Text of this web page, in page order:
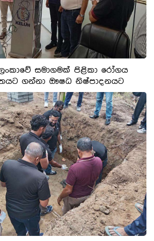
සමාගමක් පිළිකා රෝගය
ගන්නා ඖෂධ නිෂ්පාදනයට